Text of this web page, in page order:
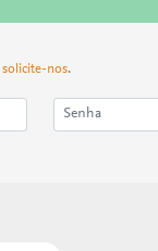
solicite-nos.